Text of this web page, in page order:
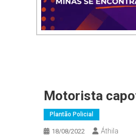
Motorista
Plantão Policial
18/08/2022 Áthila